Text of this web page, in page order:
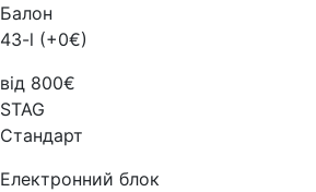
Балон
43-l (+0€)
від 800€
STAG
Стандарт
Електронний блок